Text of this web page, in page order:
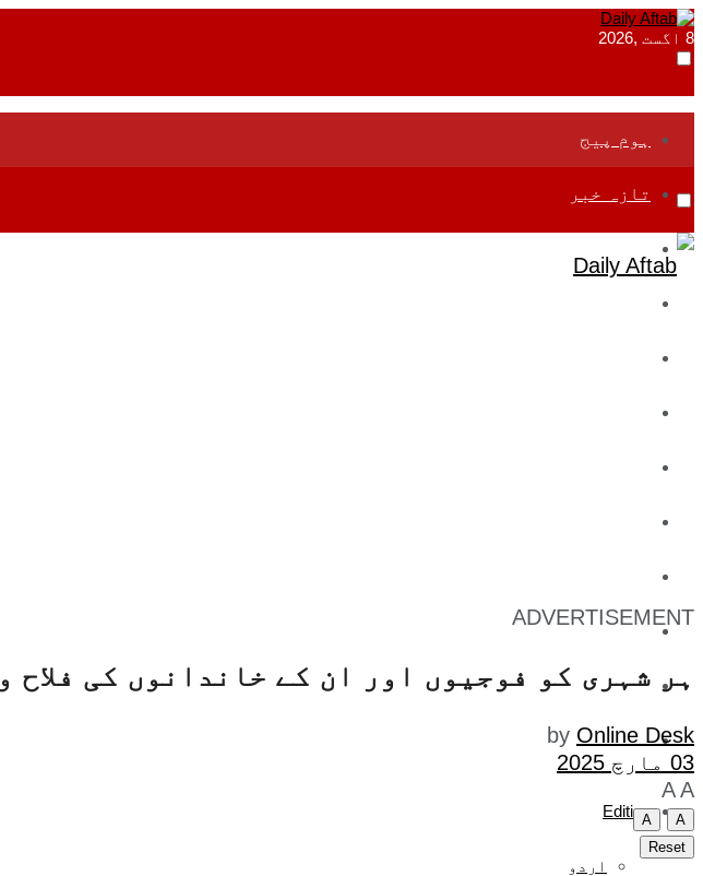
8 اگست ,2026
ہوم پیج
تازہ خبر
تفریح
صحت
آج کا اخبار
Edition
اردو
ADVERTISEMENT
ہر شہری کو فوجیوں اور ان کے خاندانوں کی
by Online Desk
03 مارچ 2025
A A
A
A
Reset